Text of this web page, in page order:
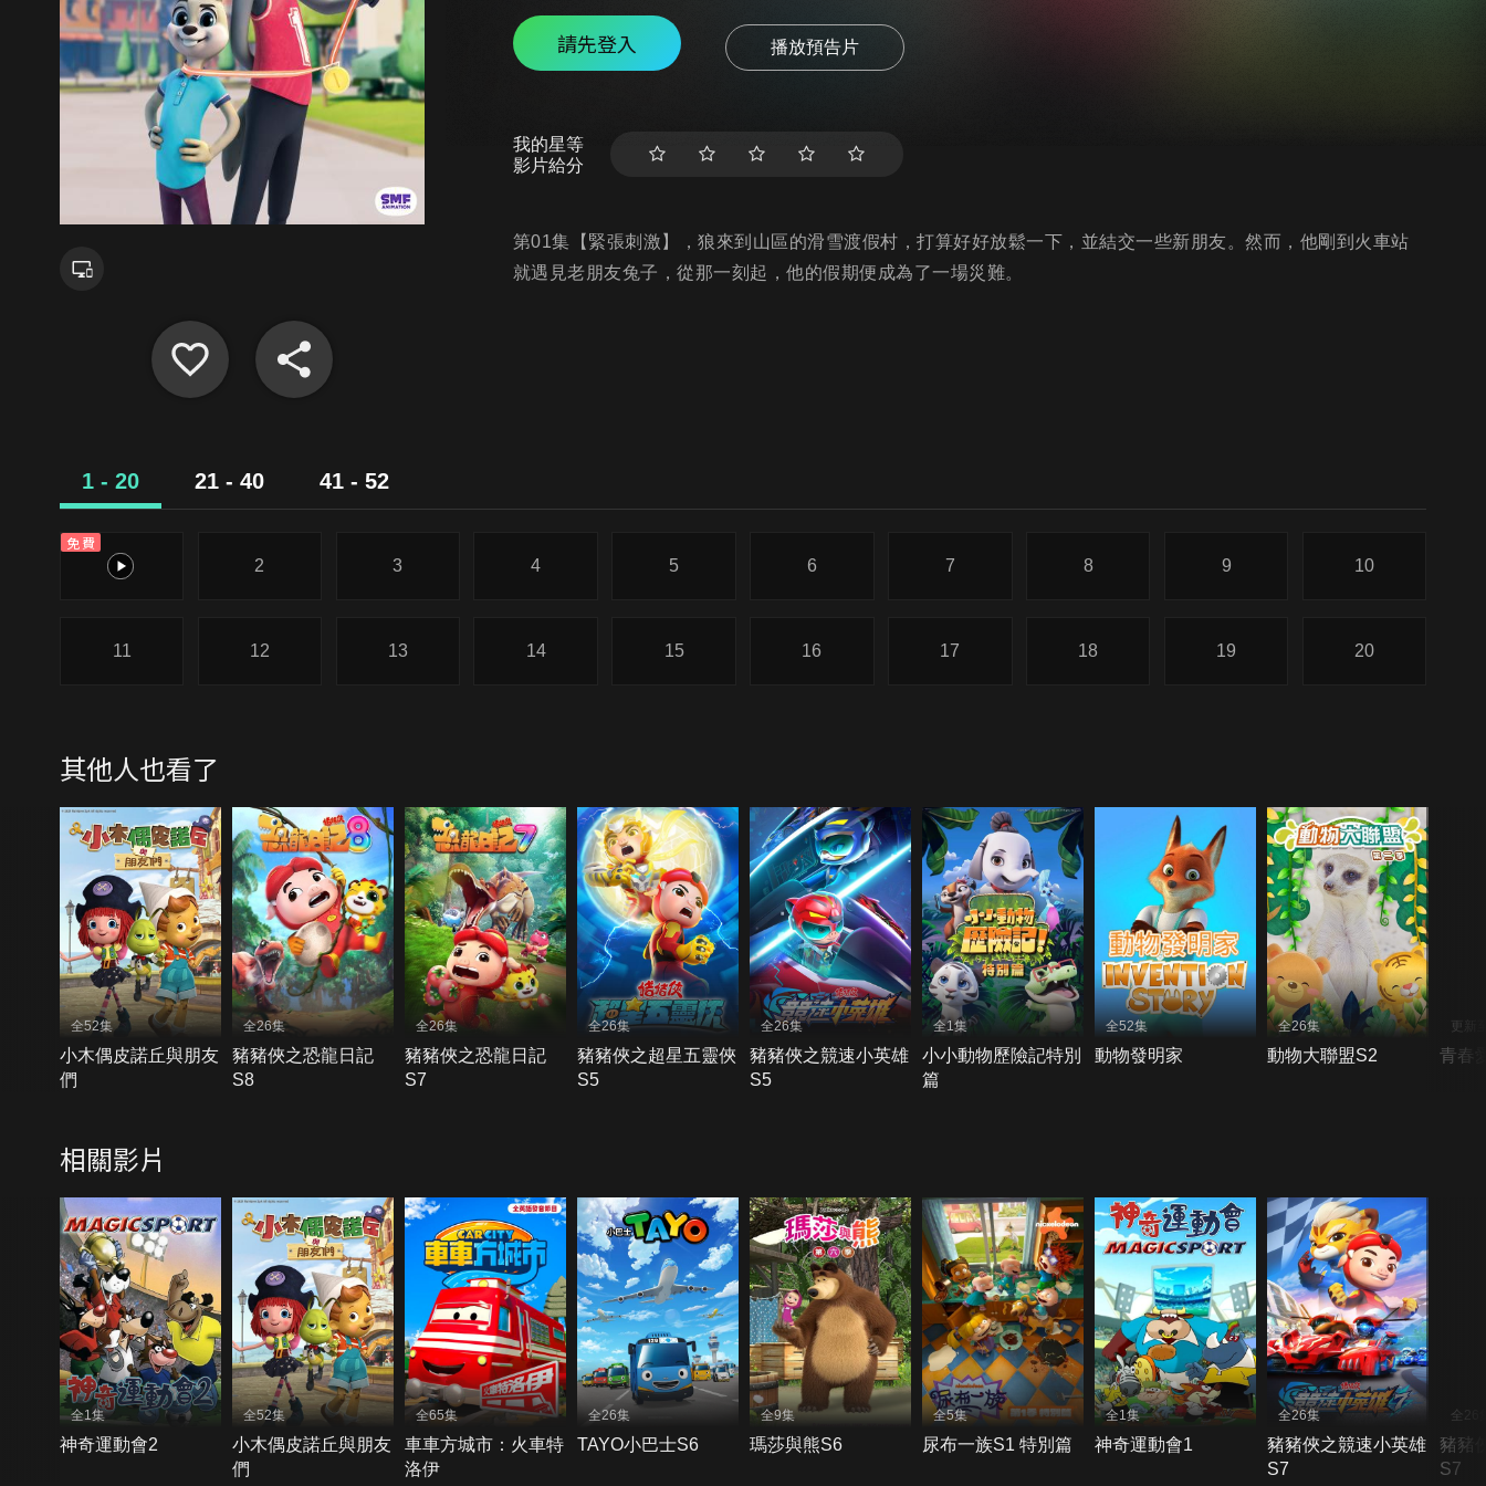
請先登入 播放預告片
我的星等
影片給分
第01集【緊張刺激】，狼來到山區的滑雪渡假村，打算好好放鬆一下，並結交一些新朋友。然而，他剛到火車站
就遇見老朋友兔子，從那一刻起，他的假期便成為了一場災難。
1 - 20 21 - 40 41 - 52
免費
1
2 3 4 5 6 7 8 9 10
11 12 13 14 15 16 17 18 19 20
其他人也看了
全52集
小木偶皮諾丘與朋友
們
全26集
豬豬俠之恐龍日記
S8
全26集
豬豬俠之恐龍日記
S7
全26集
豬豬俠之超星五靈俠
S5
全26集
豬豬俠之競速小英雄
S5
全1集
小小動物歷險記特別
篇
全52集
動物發明家
全26集
動物大聯盟S2
更新
青春
相關影片
全1集
神奇運動會2
全52集
小木偶皮諾丘與朋友
們
全65集
車車方城市：火車特
洛伊
全26集
TAYO小巴士S6
全9集
瑪莎與熊S6
全5集
尿布一族S1 特別篇
全1集
神奇運動會1
全26集
豬豬俠之競速小英雄
S7
全26
豬豬
S7